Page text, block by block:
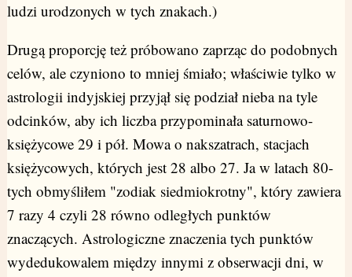
ludzi urodzonych w tych znakach.)
Drugą proporcję też próbowano zaprząc do podobnych
celów, ale czyniono to mniej śmiało; właściwie tylko w
astrologii indyjskiej przyjął się podział nieba na tyle
odcinków, aby ich liczba przypominała saturnowo-
księżycowe 29 i pół. Mowa o nakszatrach, stacjach
księżycowych, których jest 28 albo 27. Ja w latach 80-
tych obmyśliłem "zodiak siedmiokrotny", który zawiera
7 razy 4 czyli 28 równo odległych punktów
znaczących. Astrologiczne znaczenia tych punktów
wydedukowalem między innymi z obserwacji dni, w